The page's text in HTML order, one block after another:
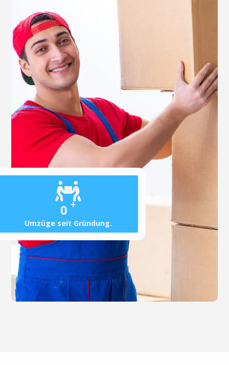
0 +
Umzüge seit Gründung.